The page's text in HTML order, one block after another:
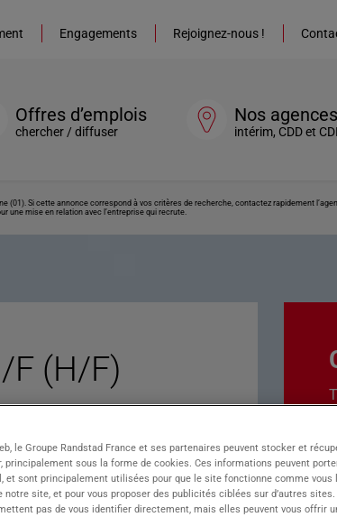
Engagements Rejoignez-nous !
Offres d’emplois
chercher / diffuser
Nos agences
intérim, CDD et CDI
(01). Si cette annonce correspond à vos critères de recherche, contactez rapidement
une mise en relation avec l’entreprise qui recrute.
F (H/F)
Valserine
son ADN basé sur proximité,
un(e) Maçon
le Groupe Randstad France et ses partenaires peuvent stocker et
principalement sous la forme de cookies. Ces informations peuvent
et sont principalement utilisées pour que le site fonctionne comme vous
site, et pour vous proposer des publicités ciblées sur d’autres sites.
pas de vous identifier directement, mais elles peuvent vous offrir